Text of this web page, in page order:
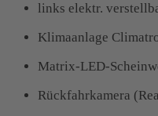
links elektr.
Klimaanlage
Matrix-LED-
Rückfahrkamera